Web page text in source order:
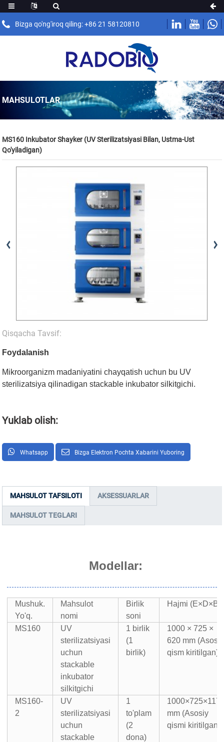
Bizga qo'ng'iroq qiling: +86 21 58120810
MAHSULOTLAR
MS160 Inkubator Shayker (UV Sterilizatsiyasi Bilan, Ustma-Ust
Qo'yiladigan)
Qisqacha Tavsif:
Foydalanish
Mikroorganizm madaniyatini chayqatish uchun bu UV
sterilizatsiya qilinadigan stackable inkubator silkitgichi.
Yuklab olish:
Whatsapp Bizga Elektron Pochta Xabarini Yuboring
MAHSULOT TAFSILOTI AKSESSUARLAR
MAHSULOT TEGLARI
Modellar:
Mushuk.
Yo'q.
Mahsulot
nomi
Birlik
soni
Hajmi (E×D×B)
MS160
UV
sterilizatsiyasi
uchun
stackable
inkubator
silkitgichi
1 birlik
(1
birlik)
1000 × 725 ×
620 mm (Asosiy
qism kiritilgan)
MS160-
2
UV
sterilizatsiyasi
uchun
stackable
1
to'plam
(2
dona)
mm (Asosiy
qismi kiritilgan)